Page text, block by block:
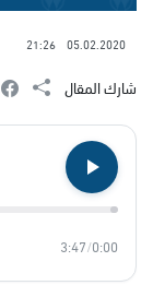
05.02.2020
21:26
شارك المقال
0:00
/
3:47